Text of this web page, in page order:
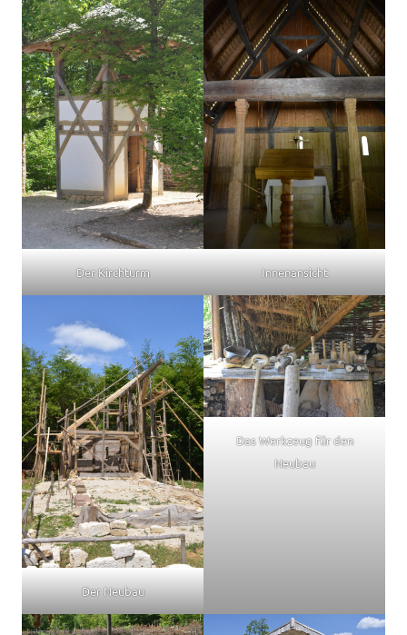
Der Kirchturm Innenansicht
Der Neubau
Das Werkzeug für den
Neubau